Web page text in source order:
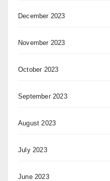
December 2023
November 2023
October 2023
September 2023
August 2023
July 2023
June 2023